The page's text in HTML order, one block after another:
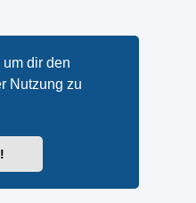
dir den
Nutzung zu